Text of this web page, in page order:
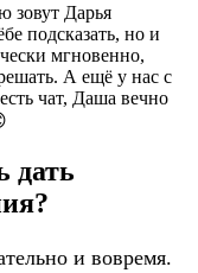
зовут Дарья
подсказать, но и
мгновенно,
А ещё у нас с
чат, Даша вечно
дать
и вовремя.